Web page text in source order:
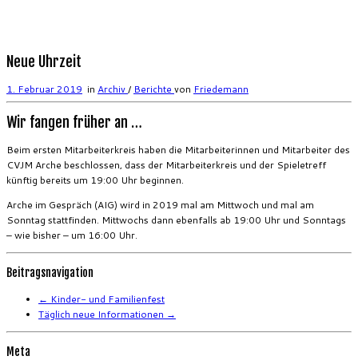
Neue Uhrzeit
1. Februar 2019 in Archiv/ Berichte von Friedemann
Wir fangen früher an …
Beim ersten Mitarbeiterkreis haben die Mitarbeiterinnen und Mitarbeiter des
CVJM Arche beschlossen, dass der Mitarbeiterkreis und der Spieletreff
künftig bereits um 19:00 Uhr beginnen.
Arche im Gespräch (AIG) wird in 2019 mal am Mittwoch und mal am
Sonntag stattfinden. Mittwochs dann ebenfalls ab 19:00 Uhr und Sonntags
– wie bisher – um 16:00 Uhr.
Beitragsnavigation
← Kinder- und Familienfest
Täglich neue Informationen →
Meta